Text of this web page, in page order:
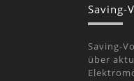
Saving-
Saving-
über